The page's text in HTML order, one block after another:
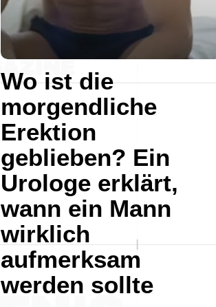
Wo ist die
morgendliche
Erektion
geblieben? Ein
Urologe erklärt,
wann ein Mann
wirklich
aufmerksam
werden sollte